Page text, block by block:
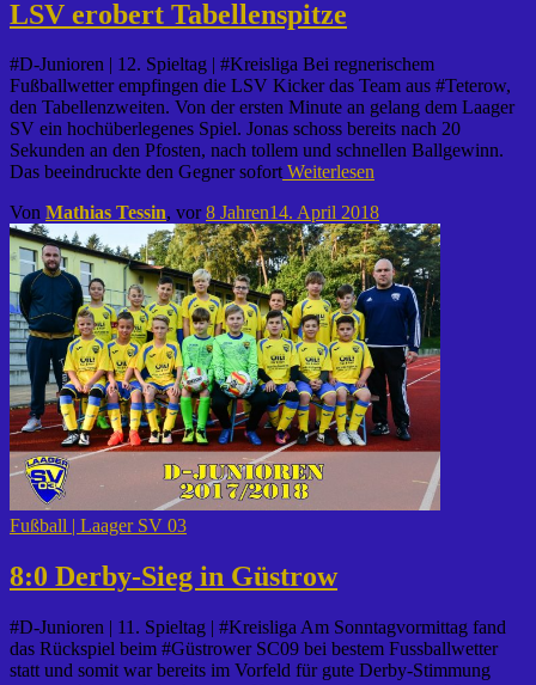
LSV erobert Tabellenspitze
#D-Junioren | 12. Spieltag | #Kreisliga Bei regnerischem
Fußballwetter empfingen die LSV Kicker das Team aus #Teterow,
den Tabellenzweiten. Von der ersten Minute an gelang dem Laager
SV ein hochüberlegenes Spiel. Jonas schoss bereits nach 20
Sekunden an den Pfosten, nach tollem und schnellen Ballgewinn.
Das beeindruckte den Gegner sofortWeiterlesen
Von Mathias Tessin, vor8 Jahren14. April 2018
Fußball | Laager SV 03
8:0 Derby-Sieg in Güstrow
#D-Junioren | 11. Spieltag | #Kreisliga Am Sonntagvormittag fand
das Rückspiel beim #Güstrower SC09 bei bestem Fussballwetter
statt und somit war bereits im Vorfeld für gute Derby-Stimmung